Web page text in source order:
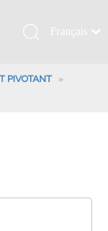
Français
românesc
Italiano
PIVOTANT
»